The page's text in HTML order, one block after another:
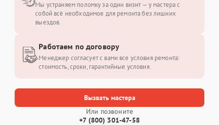
Вызвать мастера
Или позвоните
+7 (800) 301-47-58
Мы устраняем поломку за один визит — у мастера с
собой всё необходимое для ремонта без лишних
выездов.
Работаем по договору
Менеджер согласует с вами все условия ремонта:
стоимость, сроки, гарантийные условия.